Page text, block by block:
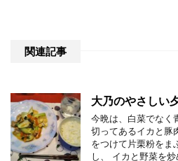
関連記事
大乃のやさしい
今晩は、白菜でなく
切ってあるイカと豚
をつけて片栗粉をま
し、 イカと野菜を